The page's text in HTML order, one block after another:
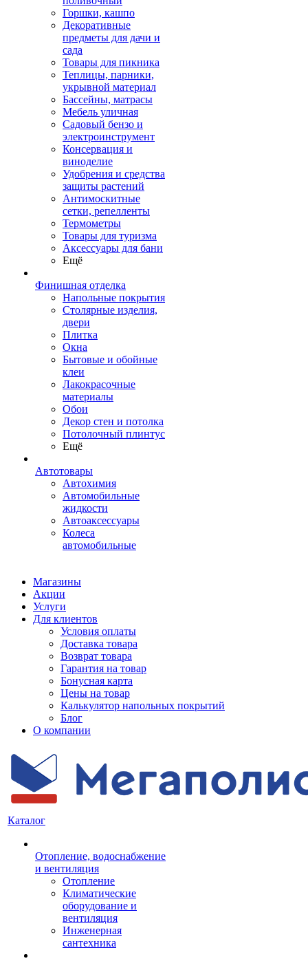
Горшки, кашпо
Декоративные
предметы для дачи и
сада
Товары для пикника
Теплицы, парники,
укрывной материал
Бассейны, матрасы
Мебель уличная
Садовый бензо и
электроинструмент
Консервация и
виноделие
Удобрения и средства
защиты растений
Антимоскитные
сетки, репелленты
Термометры
Товары для туризма
Аксессуары для бани
Ещё
Финишная отделка
Напольные покрытия
Столярные изделия,
двери
Плитка
Окна
Бытовые и обойные
клеи
Лакокрасочные
материалы
Обои
Декор стен и потолка
Потолочный плинтус
Ещё
Автотовары
Автохимия
Автомобильные
жидкости
Автоаксессуары
Колеса
автомобильные
Магазины
Акции
Услуги
Для клиентов
Условия оплаты
Доставка товара
Возврат товара
Гарантия на товар
Бонусная карта
Цены на товар
Калькулятор напольных покрытий
Блог
О компании
Каталог
Отопление, водоснабжение
и вентиляция
Отопление
Климатические
оборудование и
вентиляция
Инженерная
сантехника